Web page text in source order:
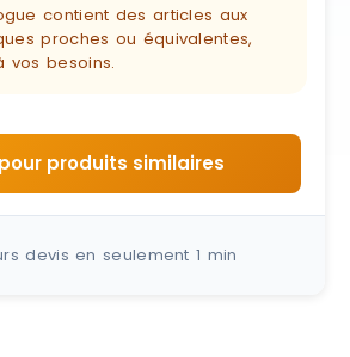
contient des articles aux
proches ou équivalentes,
vos besoins.
produits similaires
devis en seulement 1 min